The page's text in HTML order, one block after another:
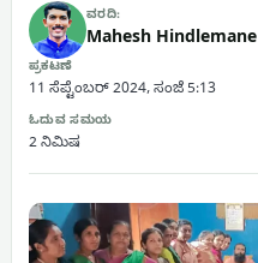
ವರದಿ:
Mahesh Hindlemane
ಪ್ರಕಟಣೆ
11 ಸೆಪ್ಟೆಂಬರ್ 2024, ಸಂಜೆ 5:13
ಓದುವ ಸಮಯ
2 ನಿಮಿಷ